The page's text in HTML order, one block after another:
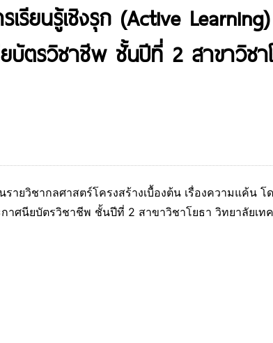
รียนรู้เชิงรุก (Active
บัตรวิชาชีพ ชั้นปีที่ 2 สาขาวิช
ายวิชากลศาสตร์โครงสร้างเบื้องต้น เรื่องความแค้น โ
กาศนียบัตรวิชาชีพ ชั้นปีที่ 2 สาขาวิชาโยธา วิทยาลัย